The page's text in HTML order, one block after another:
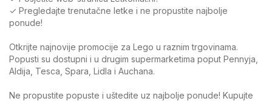
✓ Pregledajte trenutačne letke i ne propustite najbolje
ponude!
Otkrijte najnovije promocije za Lego u raznim trgovinama.
Popusti su dostupni i u drugim supermarketima poput Pennyja,
Aldija, Tesca, Spara, Lidla i Auchana.
Ne propustite popuste i uštedite uz najbolje ponude! Kupujte